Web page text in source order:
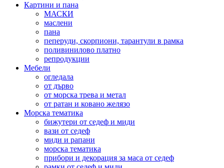
Картини и пана
МАСКИ
маслени
пана
пеперуди, скорпиони, тарантули в рамка
поливинилово платно
репродукции
Мебели
огледала
от дърво
от морска трева и метал
от ратан и ковано желязо
Морска тематика
бижутери от седеф и миди
вази от седеф
миди и рапани
морска тематика
прибори и декорация за маса от седеф